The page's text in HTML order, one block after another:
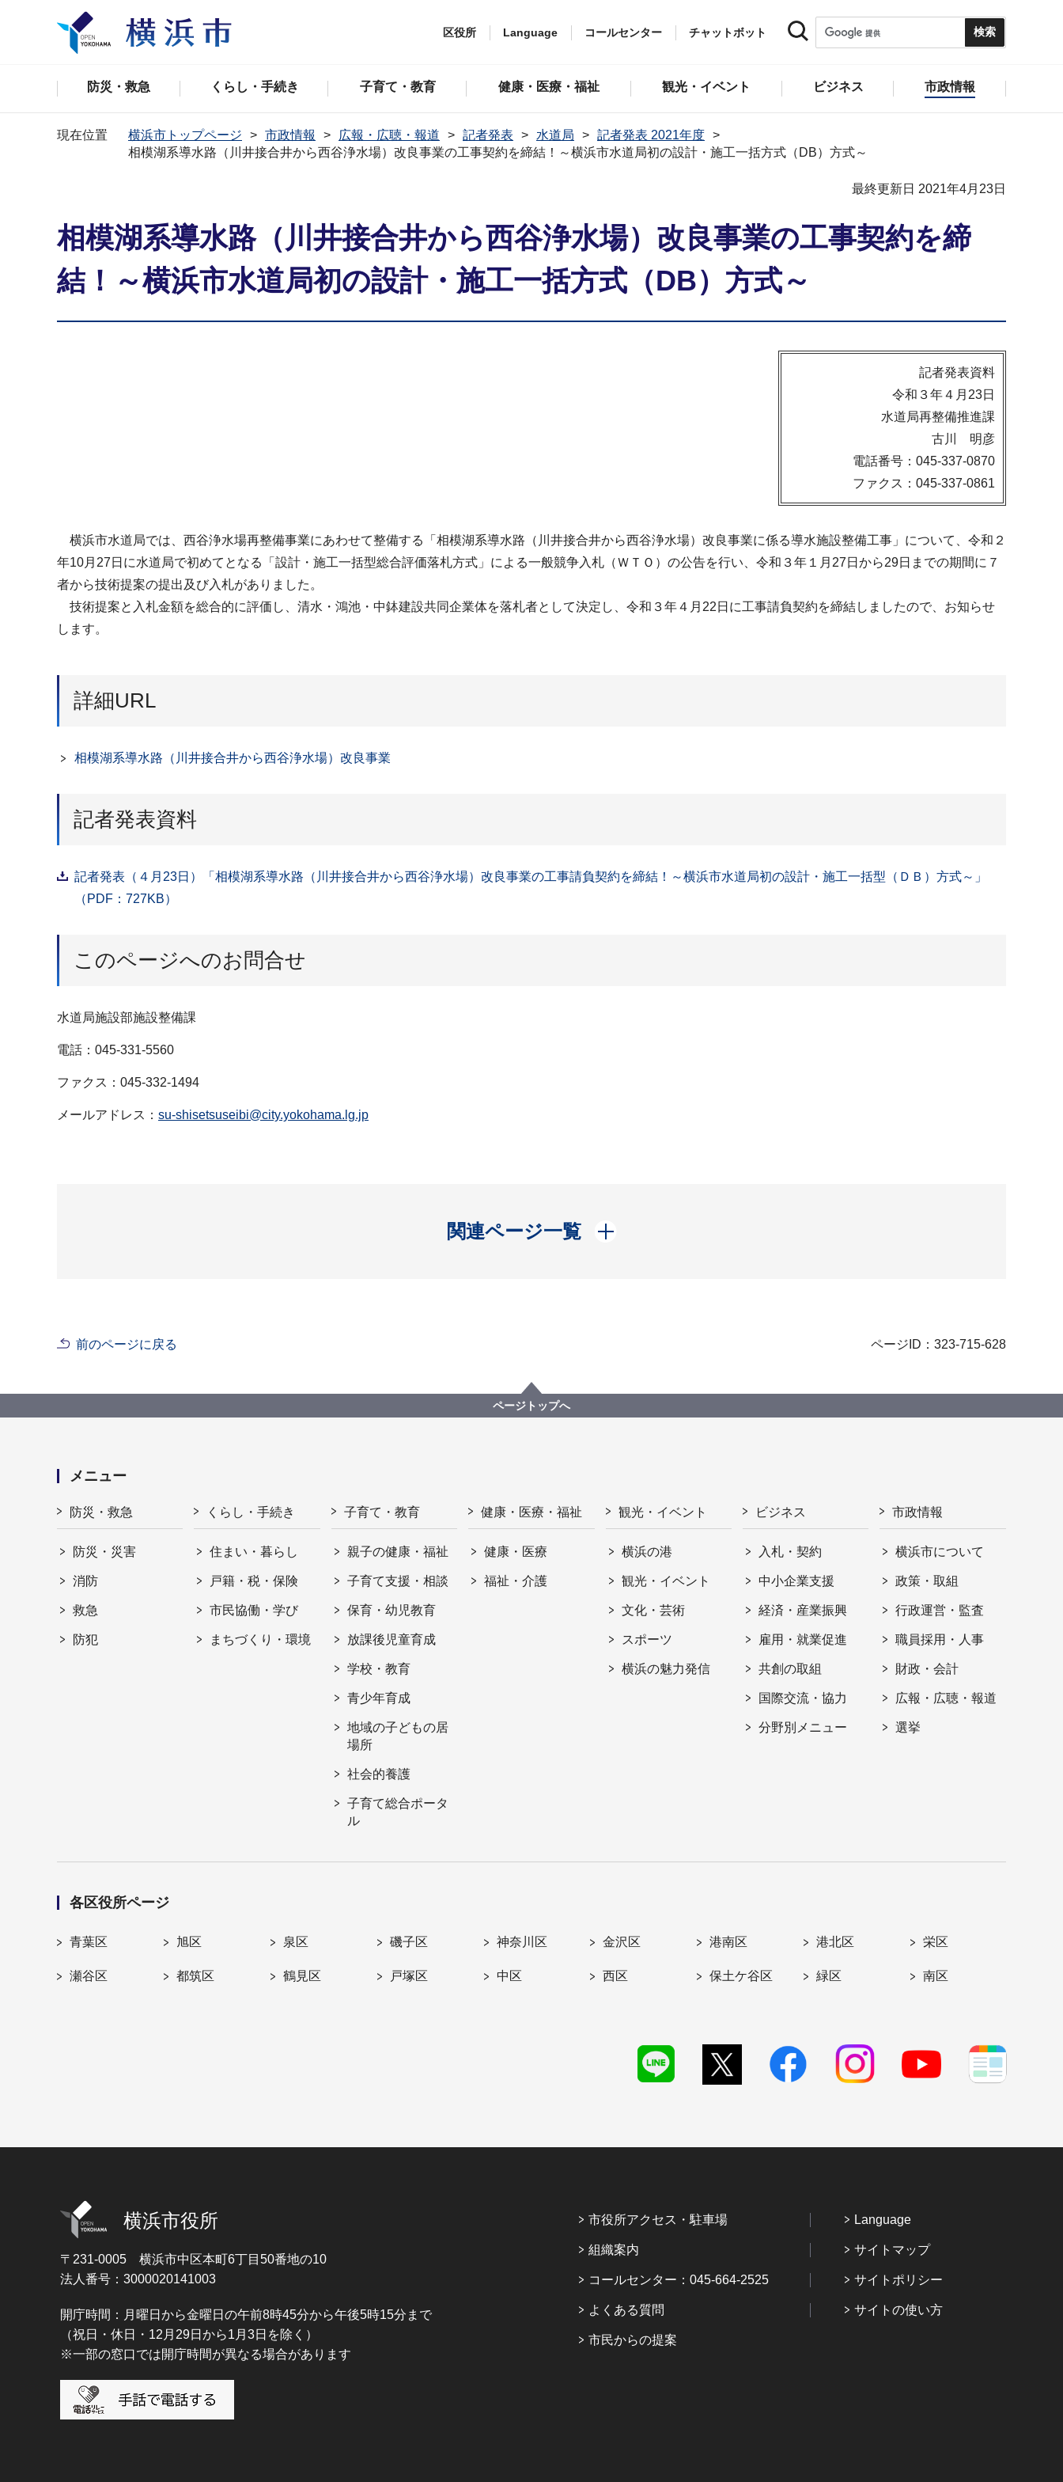
区役所 Language コールセンター チャットボット
防災・救急 くらし・手続き 子育て・教育 健康・医療・福祉 観光・イベント ビジネス 市政情報
現在位置 横浜市トップページ 市政情報 広報・広聴・報道 記者発表 水道局
記者発表 2021年度
相模湖系導水路（川井接合井から西谷浄水場）改良事業の工事契約を締結！～横浜市水道局初の設計・施工一括方式（DB）方式～
最終更新日 2021年4月23日
相模湖系導水路（川井接合井から西谷浄水場）改良事業の工事契約を締
結！～横浜市水道局初の設計・施工一括方式（DB）方式～
記者発表資料
令和３年４月23日
水道局再整備推進課
古川 明彦
電話番号：045-337-0870
ファクス：045-337-0861
横浜市水道局では、西谷浄水場再整備事業にあわせて整備する「相模湖系導水路（川井接合井から西谷浄水場）改良事業に係る導水施設整備工事」について、令和２
年10月27日に水道局で初めてとなる「設計・施工一括型総合評価落札方式」による一般競争入札（ＷＴＯ）の公告を行い、令和３年１月27日から29日までの期間に７
者から技術提案の提出及び入札がありました。
技術提案と入札金額を総合的に評価し、清水・鴻池・中鉢建設共同企業体を落札者として決定し、令和３年４月22日に工事請負契約を締結しましたので、お知らせ
します。
詳細URL
相模湖系導水路（川井接合井から西谷浄水場）改良事業
記者発表資料
記者発表（４月23日）「相模湖系導水路（川井接合井から西谷浄水場）改良事業の工事請負契約を締結！～横浜市水道局初の設計・施工一括型（ＤＢ）方式～」
（PDF：727KB）
このページへのお問合せ
水道局施設部施設整備課
電話：045-331-5560
ファクス：045-332-1494
メールアドレス： su-shisetsuseibi@city.yokohama.lg.jp
関連ページ一覧
開く
前のページに戻る ページID：323-715-628
ページトップへ
メニュー
防災・救急
防災・災害
消防
救急
防犯
くらし・手続き
住まい・暮らし
戸籍・税・保険
市民協働・学び
まちづくり・環境
子育て・教育
親子の健康・福祉
子育て支援・相談
保育・幼児教育
放課後児童育成
学校・教育
青少年育成
地域の子どもの居
場所
社会的養護
子育て総合ポータ
ル
健康・医療・福祉
健康・医療
福祉・介護
観光・イベント
横浜の港
観光・イベント
文化・芸術
スポーツ
横浜の魅力発信
ビジネス
入札・契約
中小企業支援
経済・産業振興
雇用・就業促進
共創の取組
国際交流・協力
分野別メニュー
市政情報
横浜市について
政策・取組
行政運営・監査
職員採用・人事
財政・会計
広報・広聴・報道
選挙
各区役所ページ
青葉区 旭区 泉区 磯子区 神奈川区 金沢区 港南区 港北区 栄区
瀬谷区 都筑区 鶴見区 戸塚区 中区 西区 保土ケ谷区 緑区 南区
横浜市役所
〒231-0005 横浜市中区本町6丁目50番地の10
法人番号：3000020141003
開庁時間：月曜日から金曜日の午前8時45分から午後5時15分まで
（祝日・休日・12月29日から1月3日を除く）
※一部の窓口では開庁時間が異なる場合があります
市役所アクセス・駐車場
組織案内
コールセンター：045-664-2525
よくある質問
市民からの提案
Language
サイトマップ
サイトポリシー
サイトの使い方